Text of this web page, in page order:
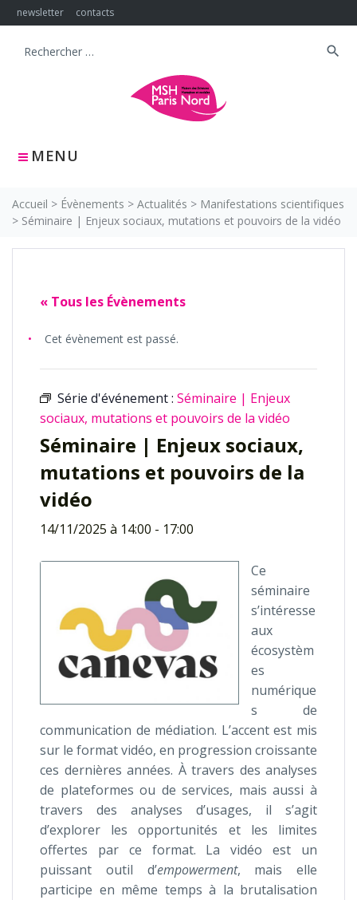
Skip
to
newsletter contacts
MENU
Search
search
Accueil > Évènements > Actualités > Manifestations scientifiques
> Séminaire | Enjeux sociaux, mutations et pouvoirs de la vidéo
« Tous les Évènements
Cet évènement est passé.
Série d'événement : Séminaire | Enjeux
sociaux, mutations et pouvoirs de la vidéo
Séminaire | Enjeux sociaux,
mutations et pouvoirs de la
vidéo
14/11/2025 à 14:00 - 17:00
Ce
séminaire
s’intéresse
aux
écosystèm
es
numérique
s de
communication de médiation. L’accent est mis
sur le format vidéo, en progression croissante
ces dernières années. À travers des analyses
de plateformes ou de services, mais aussi à
travers des analyses d’usages, il s’agit
d’explorer les opportunités et les limites
offertes par ce format. La vidéo est un
puissant outil d’empowerment, mais elle
participe en même temps à la brutalisation